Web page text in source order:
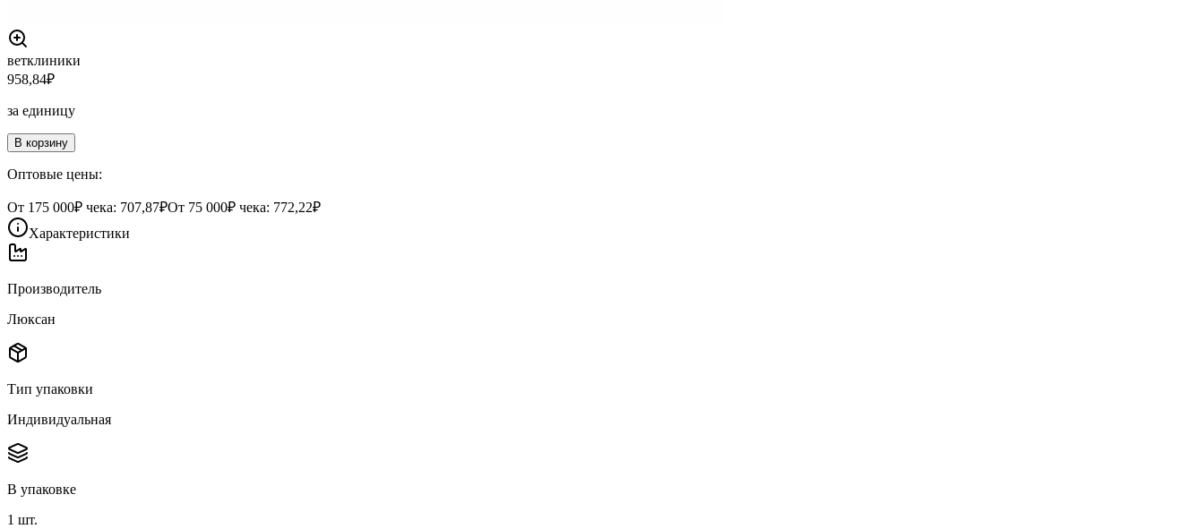
ветклиники
958,84₽
за единицу
В корзину
Оптовые цены:
От 175 000₽ чека: 707,87₽От 75 000₽ чека: 772,22₽
Характеристики
Производитель
Люксан
Тип упаковки
Индивидуальная
В упаковке
1 шт.